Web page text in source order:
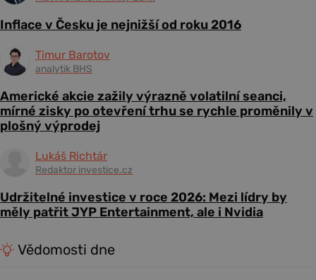
Inflace v Česku je nejnižší od roku 2016
Timur Barotov
analytik BHS
Americké akcie zažily výrazně volatilní seanci,
mírné zisky po otevření trhu se rychle proměnily v
plošný výprodej
Lukáš Richtár
Redaktor investice.cz
Udržitelné investice v roce 2026: Mezi lídry by
měly patřit JYP Entertainment, ale i Nvidia
Vědomosti dne